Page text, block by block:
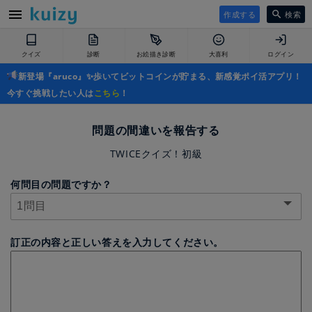
作成する 検索
クイズ 診断 お絵描き診断 大喜利 ログイン
新登場『aruco』✨歩いてビットコインが貯まる、新感覚ポイ活アプリ！
今すぐ挑戦したい人はこちら ！
問題の間違いを報告する
TWICEクイズ！初級
何問目の問題ですか？
訂正の内容と正しい答えを入力してください。